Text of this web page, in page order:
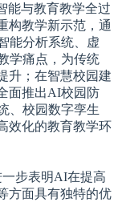
能与教育教学全过
构教学新示范，通
能分析系统、虚
学痛点，为传统
升；在智慧校园建
面推出AI校园防
、校园数字孪生
效化的教育教学环
步表明AI在提高
方面具有独特的优